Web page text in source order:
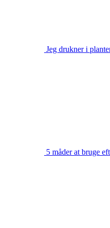
Jeg drukner i
5 måder at bruge